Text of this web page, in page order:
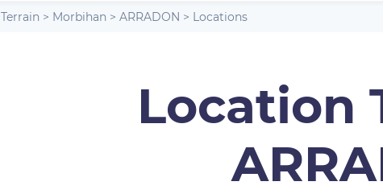
Terrain > Morbihan > ARRADON > Locations
Location